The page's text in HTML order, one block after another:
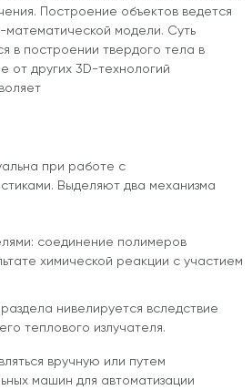
Построение объектов ведется
модели. Суть
в построении твердого тела в
от других 3D-технологий
при работе с
Выделяют два механизма
соединение полимеров
химической реакции с участием
нивелируется вследствие
теплового излучателя.
вручную или путем
машин для автоматизации